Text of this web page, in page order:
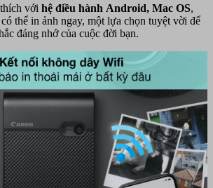
với hệ điều hành Android, Mac OS,
thể in ảnh ngay, một lựa chọn tuyệt vời để
đáng nhớ của cuộc đời bạn.